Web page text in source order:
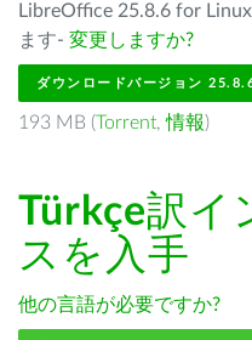
LibreOffice 25.8.6 for
ます- 変更しますか?
ダウンロードバージョン
193 MB (Torrent,情報)
Türkçe訳イ
スを入手
他の言語が必要ですか?